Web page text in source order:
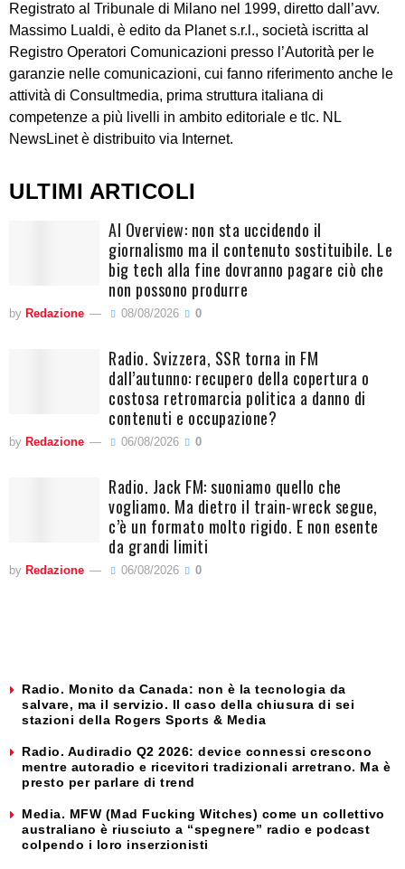
Registrato al Tribunale di Milano nel 1999, diretto dall’avv.
Massimo Lualdi, è edito da Planet s.r.l., società iscritta al
Registro Operatori Comunicazioni presso l’Autorità per le
garanzie nelle comunicazioni, cui fanno riferimento anche le
attività di Consultmedia, prima struttura italiana di
competenze a più livelli in ambito editoriale e tlc. NL
NewsLinet è distribuito via Internet.
ULTIMI ARTICOLI
AI Overview: non sta uccidendo il
giornalismo ma il contenuto sostituibile. Le
big tech alla fine dovranno pagare ciò che
non possono produrre
by Redazione 08/08/2026 0
Radio. Svizzera, SSR torna in FM
dall’autunno: recupero della copertura o
costosa retromarcia politica a danno di
contenuti e occupazione?
by Redazione 06/08/2026 0
Radio. Jack FM: suoniamo quello che
vogliamo. Ma dietro il train-wreck segue,
c’è un formato molto rigido. E non esente
da grandi limiti
by Redazione 06/08/2026 0
Radio. Monito da Canada: non è la tecnologia da
salvare, ma il servizio. Il caso della chiusura di sei
stazioni della Rogers Sports & Media
Radio. Audiradio Q2 2026: device connessi crescono
mentre autoradio e ricevitori tradizionali arretrano. Ma è
presto per parlare di trend
Media. MFW (Mad Fucking Witches) come un collettivo
australiano è riusciuto a “spegnere” radio e podcast
colpendo i loro inserzionisti